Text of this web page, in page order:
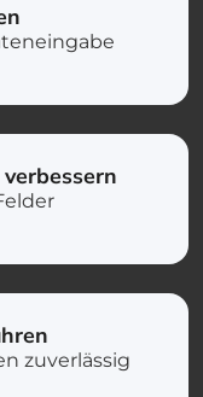
zuverlässig